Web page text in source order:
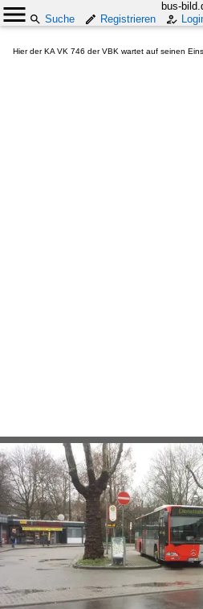
bus-
Suche
Registrieren
Hier der KA VK 746 der VBK wartet auf seinen